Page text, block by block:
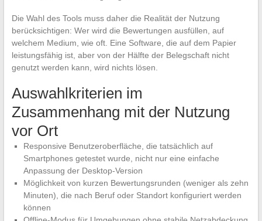
Die Wahl des Tools muss daher die Realität der Nutzung
berücksichtigen: Wer wird die Bewertungen ausfüllen, auf
welchem Medium, wie oft. Eine Software, die auf dem Papier
leistungsfähig ist, aber von der Hälfte der Belegschaft nicht
genutzt werden kann, wird nichts lösen.
Auswahlkriterien im
Zusammenhang mit der Nutzung
vor Ort
Responsive Benutzeroberfläche, die tatsächlich auf
Smartphones getestet wurde, nicht nur eine einfache
Anpassung der Desktop-Version
Möglichkeit von kurzen Bewertungsrunden (weniger als zehn
Minuten), die nach Beruf oder Standort konfiguriert werden
können